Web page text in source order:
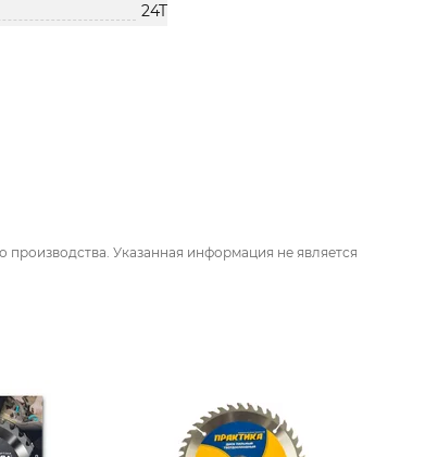
24T
Указанная информация не является